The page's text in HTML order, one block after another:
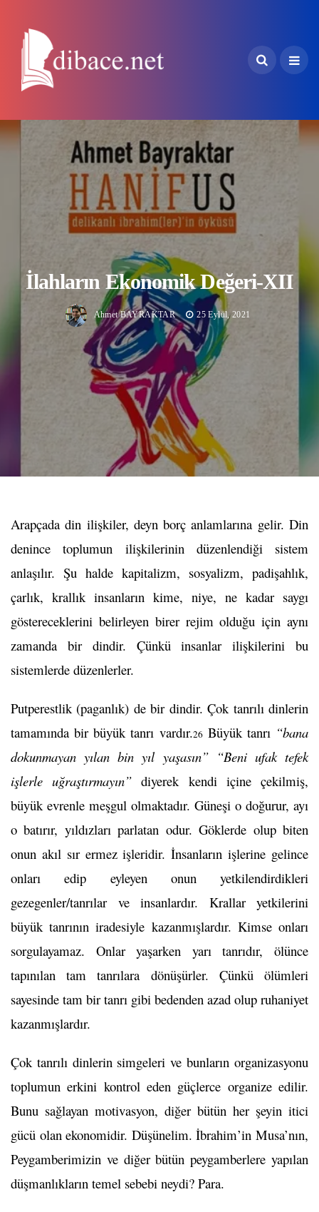
İlahların Ekonomik Değeri-XII
Ahmet BAYRAKTAR 25 Eylül, 2021
Arapçada din ilişkiler, deyn borç anlamlarına gelir. Din
denince toplumun ilişkilerinin düzenlendiği sistem
anlaşılır. Şu halde kapitalizm, sosyalizm, padişahlık,
çarlık, krallık insanların kime, niye, ne kadar saygı
göstereceklerini belirleyen birer rejim olduğu için aynı
zamanda bir dindir. Çünkü insanlar ilişkilerini bu
sistemlerde düzenlerler.
Putperestlik (paganlık) de bir dindir. Çok tanrılı dinlerin
tamamında bir büyük tanrı vardır.26Büyük tanrı “bana
dokunmayan yılan bin yıl yaşasın” “Beni ufak tefek
işlerle uğraştırmayın” diyerek kendi içine çekilmiş,
büyük evrenle meşgul olmaktadır. Güneşi o doğurur, ayı
o batırır, yıldızları parlatan odur. Göklerde olup biten
onun akıl sır ermez işleridir. İnsanların işlerine gelince
onları edip eyleyen onun yetkilendirdikleri
gezegenler/tanrılar ve insanlardır. Krallar yetkilerini
büyük tanrının iradesiyle kazanmışlardır. Kimse onları
sorgulayamaz. Onlar yaşarken yarı tanrıdır, ölünce
tapınılan tam tanrılara dönüşürler. Çünkü ölümleri
sayesinde tam bir tanrı gibi bedenden azad olup ruhaniyet
kazanmışlardır.
Çok tanrılı dinlerin simgeleri ve bunların organizasyonu
toplumun erkini kontrol eden güçlerce organize edilir.
Bunu sağlayan motivasyon, diğer bütün her şeyin itici
gücü olan ekonomidir. Düşünelim. İbrahim’in Musa’nın,
Peygamberimizin ve diğer bütün peygamberlere yapılan
düşmanlıkların temel sebebi neydi? Para.